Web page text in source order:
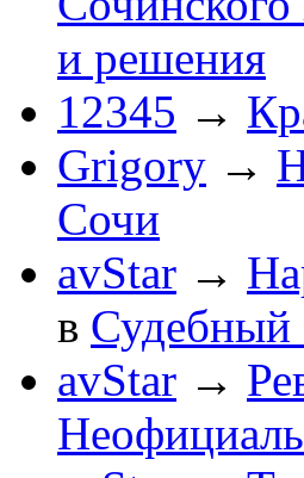
и решения
12345 →
Grigory →
Сочи
avStar →
в Судебный
avStar →